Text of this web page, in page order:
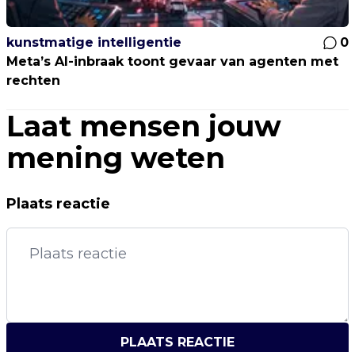
kunstmatige intelligentie
0
Meta’s AI-inbraak toont gevaar van agenten met
rechten
Laat mensen jouw
mening weten
Plaats reactie
PLAATS REACTIE